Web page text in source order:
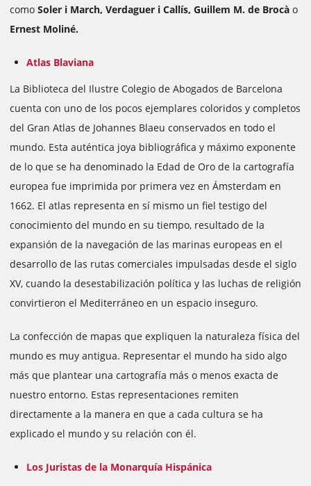
como Soler i March, Verdaguer i Callís, Guillem M. de Brocà o
Ernest Moliné.
Atlas Blaviana
La Biblioteca del Ilustre Colegio de Abogados de Barcelona
cuenta con uno de los pocos ejemplares coloridos y completos
del Gran Atlas de Johannes Blaeu conservados en todo el
mundo. Esta auténtica joya bibliográfica y máximo exponente
de lo que se ha denominado la Edad de Oro de la cartografía
europea fue imprimida por primera vez en Ámsterdam en
1662. El atlas representa en sí mismo un fiel testigo del
conocimiento del mundo en su tiempo, resultado de la
expansión de la navegación de las marinas europeas en el
desarrollo de las rutas comerciales impulsadas desde el siglo
XV, cuando la desestabilización política y las luchas de religión
convirtieron el Mediterráneo en un espacio inseguro.
La confección de mapas que expliquen la naturaleza física del
mundo es muy antigua. Representar el mundo ha sido algo
más que plantear una cartografía más o menos exacta de
nuestro entorno. Estas representaciones remiten
directamente a la manera en que a cada cultura se ha
explicado el mundo y su relación con él.
Los Juristas de la Monarquía Hispánica